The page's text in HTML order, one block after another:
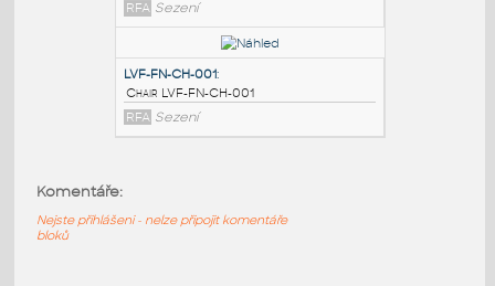
LVF-FN-CH-003:
Chair LVF-FN-CH-003
RFA Sezení
Sezení
Komentáře:
Nejste přihlášeni - nelze připojit komentáře
bloků